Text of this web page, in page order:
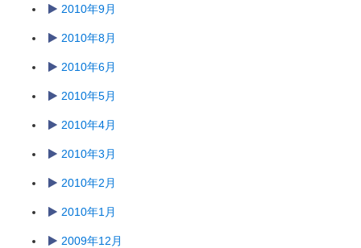
2010年9月
2010年8月
2010年6月
2010年5月
2010年4月
2010年3月
2010年2月
2010年1月
2009年12月